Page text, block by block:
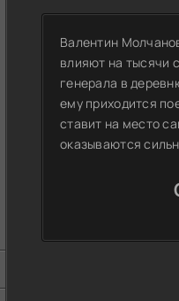
Валентин
влияют на тысячи
генерала в
ему приходится
ставит на место
оказываются